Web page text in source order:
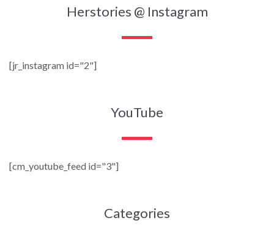
Herstories @ Instagram
[jr_instagram id="2"]
YouTube
[cm_youtube_feed id="3"]
Categories